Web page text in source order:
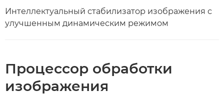
Интеллектуальный стабилизатор изображения с
улучшенным динамическим режимом
Процессор обработки
изображения